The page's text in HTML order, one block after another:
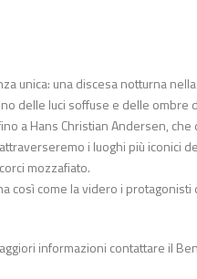
unica: una discesa notturna
delle luci soffuse e delle
a Hans Christian Andersen,
i luoghi più iconici
mozzafiato.
così come la videro i
informazioni contattare il